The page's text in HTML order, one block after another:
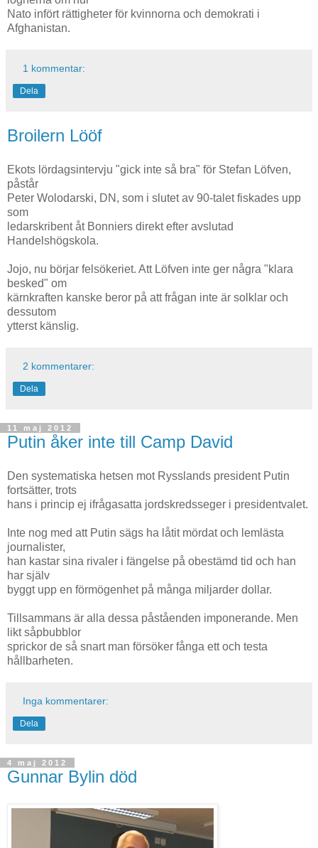
Nato infört rättigheter för kvinnorna och demokrati i
Afghanistan.
1 kommentar:
Dela
Broilern Lööf
Ekots lördagsintervju "gick inte så bra" för Stefan Löfven,
påstår
Peter Wolodarski, DN, som i slutet av 90-talet fiskades upp
som
ledarskribent åt Bonniers direkt efter avslutad
Handelshögskola.
Jojo, nu börjar felsökeriet. Att Löfven inte ger några "klara
besked" om
kärnkraften kanske beror på att frågan inte är solklar och
dessutom
ytterst känslig.
2 kommentarer:
Dela
11 maj 2012
Putin åker inte till Camp David
Den systematiska hetsen mot Rysslands president Putin
fortsätter, trots
hans i princip ej ifrågasatta jordskredsseger i presidentvalet.
Inte nog med att Putin sägs ha låtit mördat och lemlästa
journalister,
han kastar sina rivaler i fängelse på obestämd tid och han
har själv
byggt upp en förmögenhet på många miljarder dollar.
Tillsammans är alla dessa påståenden imponerande. Men
likt såpbubblor
sprickor de så snart man försöker fånga ett och testa
hållbarheten.
Inga kommentarer:
Dela
4 maj 2012
Gunnar Bylin död